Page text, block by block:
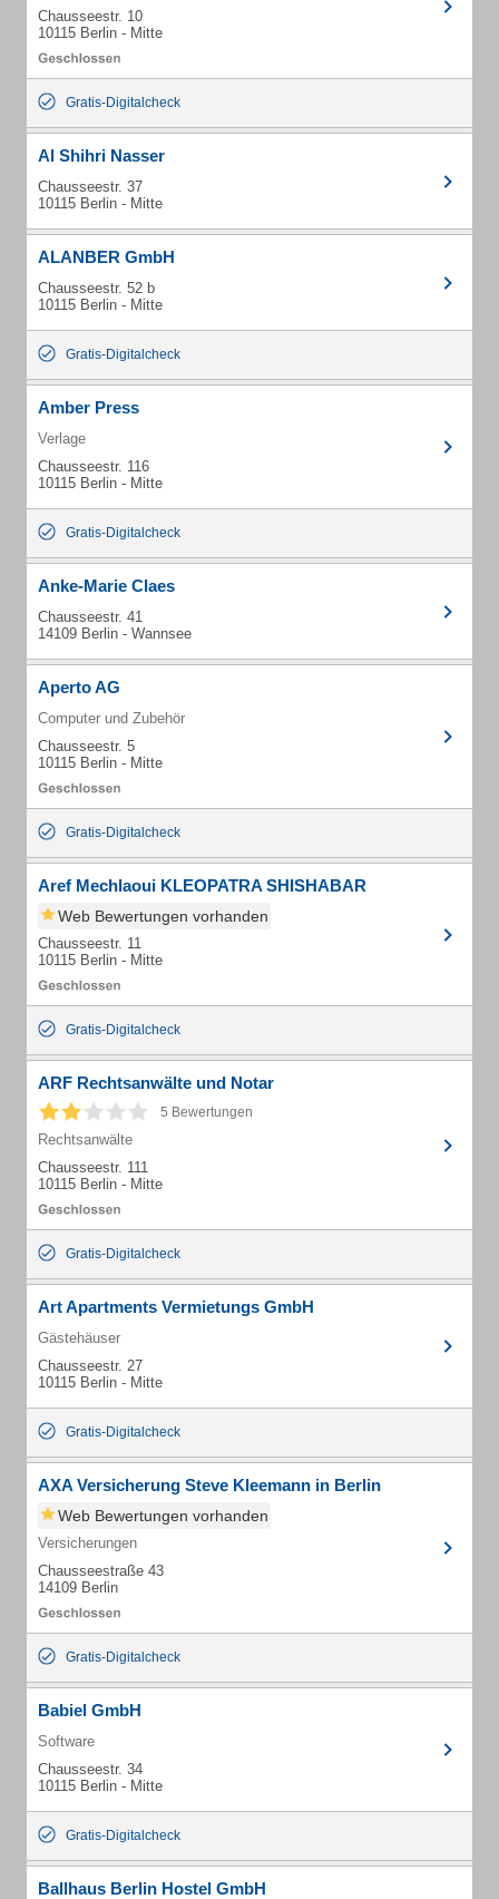
Chausseestr. 10
10115 Berlin - Mitte
Gratis-Digitalcheck
Al Shihri Nasser
Chausseestr. 37
10115 Berlin - Mitte
ALANBER GmbH
Chausseestr. 52 b
10115 Berlin - Mitte
Gratis-Digitalcheck
Amber Press
Verlage
Chausseestr. 116
10115 Berlin - Mitte
Gratis-Digitalcheck
Anke-Marie Claes
Chausseestr. 41
14109 Berlin - Wannsee
Aperto AG
Computer und Zubehör
Chausseestr. 5
10115 Berlin - Mitte
Gratis-Digitalcheck
Aref Mechlaoui KLEOPATRA SHISHABAR
Web Bewertungen vorhanden
Chausseestr. 11
10115 Berlin - Mitte
Gratis-Digitalcheck
ARF Rechtsanwälte und Notar
5 Bewertungen
Rechtsanwälte
Chausseestr. 111
10115 Berlin - Mitte
Gratis-Digitalcheck
Art Apartments Vermietungs GmbH
Gästehäuser
Chausseestr. 27
10115 Berlin - Mitte
Gratis-Digitalcheck
AXA Versicherung Steve Kleemann in Berlin
Web Bewertungen vorhanden
Versicherungen
Chausseestraße 43
14109 Berlin
Gratis-Digitalcheck
Babiel GmbH
Software
Chausseestr. 34
10115 Berlin - Mitte
Gratis-Digitalcheck
Ballhaus Berlin Hostel GmbH